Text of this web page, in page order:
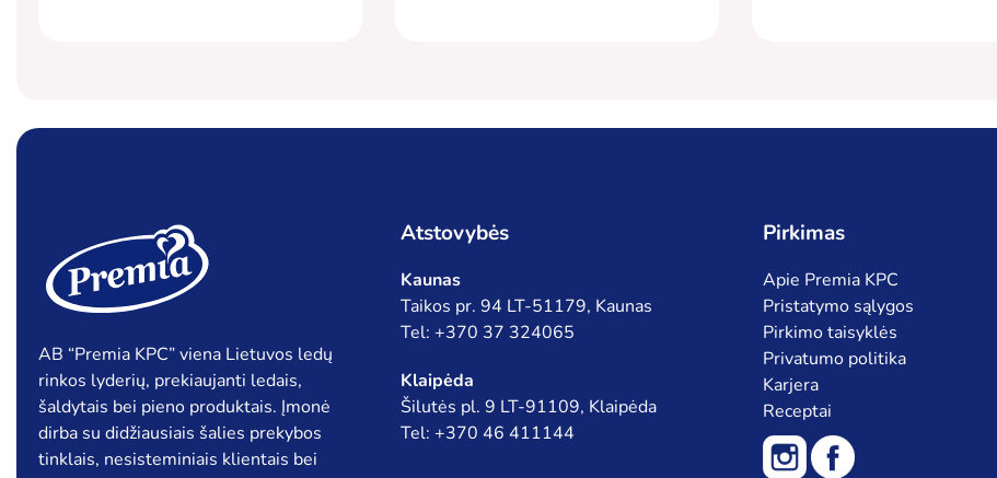
AB “Premia KPC” viena Lietuvos ledų
rinkos lyderių, prekiaujanti ledais,
šaldytais bei pieno produktais. Įmonė
dirba su didžiausiais šalies prekybos
tinklais, nesisteminiais klientais bei
Atstovybės
Kaunas
Taikos pr. 94 LT-51179, Kaunas
Tel: +370 37 324065
Klaipėda
Šilutės pl. 9 LT-91109, Klaipėda
Tel: +370 46 411144
Pirkimas
Apie Premia KPC
Pristatymo sąlygos
Pirkimo taisyklės
Privatumo politika
Karjera
Receptai